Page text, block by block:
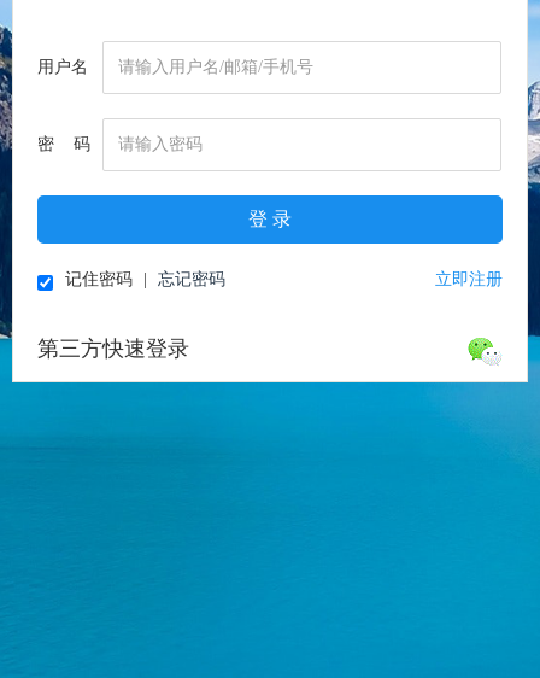
用户名
密 码
登 录
记住密码 忘记密码 立即注册
第三方快速登录